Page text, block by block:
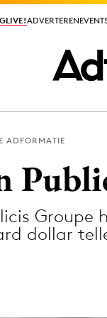
ADVERTEREN
ADVERTEREN
ADFORMATIE
Groupe
dollar